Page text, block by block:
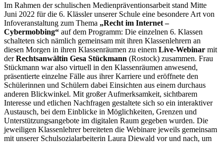
Im Rahmen der schulischen Medienpräventionsarbeit stand Mitte
Juni 2022 für die 6. Klässler unserer Schule eine besondere Art von
Infoveranstaltung zum Thema „Recht im Internet –
Cybermobbing“ auf dem Programm: Die einzelnen 6. Klassen
schalteten sich nämlich gemeinsam mit ihren Klassenlehrern an
diesen Morgen in ihren Klassenräumen zu einem Live-Webinar mit
derRechtsanwältin Gesa Stückmann (Rostock) zusammen. Frau
Stückmann war also virtuell in den Klassenräumen anwesend,
präsentierte einzelne Fälle aus ihrer Karriere und eröffnete den
Schülerinnen und Schülern dabei Einsichten aus einem durchaus
anderen Blickwinkel. Mit großer Aufmerksamkeit, sichtbarem
Interesse und etlichen Nachfragen gestaltete sich so ein interaktiver
Austausch, bei dem Einblicke in Möglichkeiten, Grenzen und
Unterstützungsangebote im digitalen Raum gegeben wurden. Die
jeweiligen Klassenlehrer bereiteten die Webinare jeweils gemeinsam
mit unserer Schulsozialarbeiterin Laura Diewald vor und nach, um